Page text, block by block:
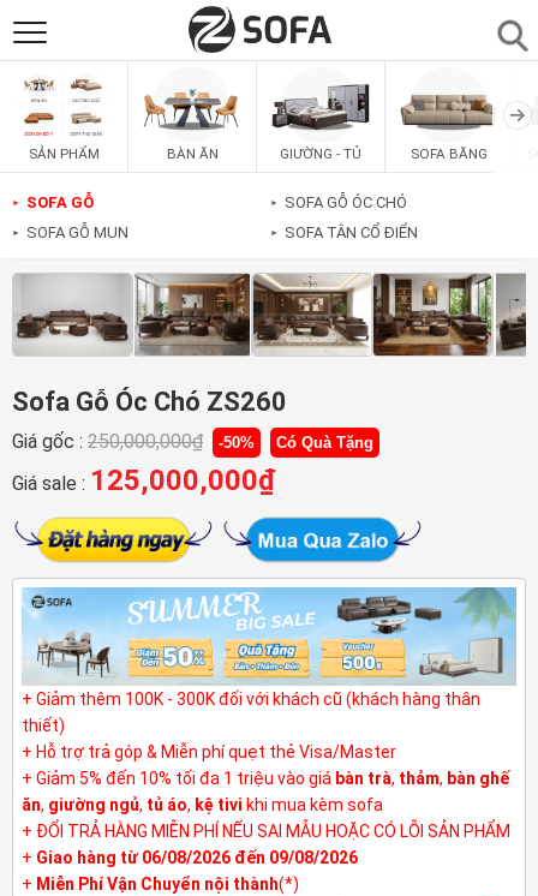
SẢN PHẨM
SOFAS
PHÒNG ĂN
PHÒNG NGỦ
PHÒNG KHÁCH
SẢN PHẨM BÀN ĂN GIƯỜNG - TỦ SOFA BĂNG
► SOFA GỖ
► SOFA GỖ MUN
► SOFA GỖ ÓC CHÓ
► SOFA TÂN CỔ ĐIỂN
Sofa Gỗ Óc Chó ZS260
Giá gốc : 250,000,000₫ -50% Có Quà Tặng
Giá sale : 125,000,000₫
+ Giảm thêm 100K - 300K đối với khách cũ (khách hàng thân
thiết)
+ Hỗ trợ trả góp & Miễn phí quẹt thẻ Visa/Master
+ Giảm 5% đến 10% tối đa 1 triệu vào giá bàn trà, thảm, bàn ghế
ăn, giường ngủ, tủ áo, kệ tivi khi mua kèm sofa
+ ĐỔI TRẢ HÀNG MIỄN PHÍ NẾU SAI MẪU HOẶC CÓ LỖI SẢN PHẨM
+ Giao hàng từ 06/08/2026 đến 09/08/2026
+ Miễn Phí Vận Chuyển nội thành(*)